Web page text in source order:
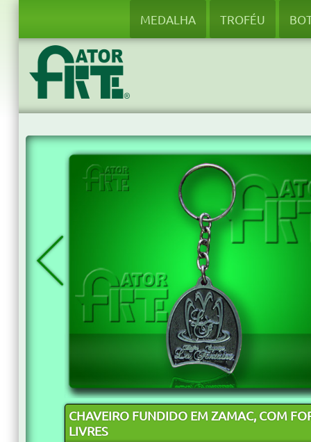
MEDALHA TROFÉU
CHAVEIRO FUNDIDO EM ZAMAC, COM
LIVRES